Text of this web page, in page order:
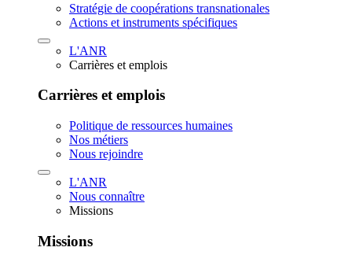
Stratégie de coopérations transnationales
Actions et instruments spécifiques
L'ANR
Carrières et emplois
Carrières et emplois
Politique de ressources humaines
Nos métiers
Nous rejoindre
L'ANR
Nous connaître
Missions
Missions